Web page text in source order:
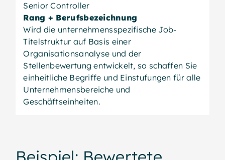
Senior Controller
Rang + Berufsbezeichnung
Wird die unternehmensspezifische Job-
Titelstruktur auf Basis einer
Organisationsanalyse und der
Stellenbewertung entwickelt, so schaffen Sie
einheitliche Begriffe und Einstufungen für alle
Unternehmensbereiche und
Geschäftseinheiten.